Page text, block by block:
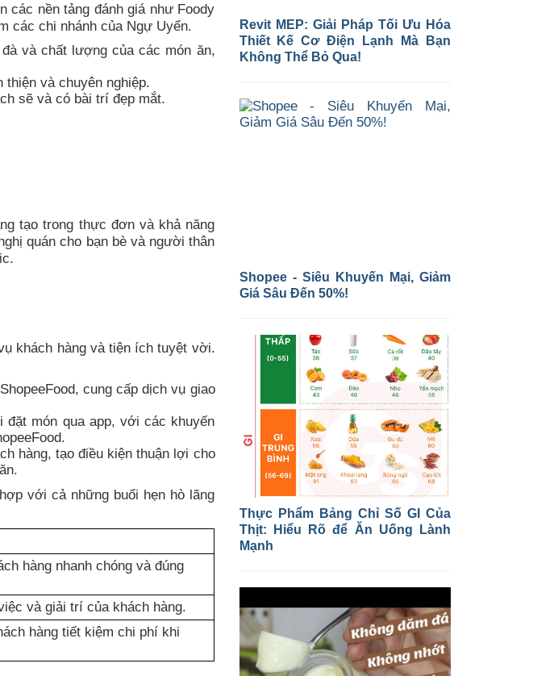
các nền tảng đánh giá như Foody
các chi nhánh của Ngự Uyển.
và chất lượng của các món ăn,
và chuyên nghiệp.
sẽ và có bài trí đẹp mắt.
tạo trong thực đơn và khả năng
quán cho bạn bè và người thân
khách hàng và tiện ích tuyệt vời.
cung cấp dịch vụ giao
món qua app, với các khuyến
hàng, tạo điều kiện thuận lợi cho
với cả những buổi hẹn hò lãng
hàng nhanh chóng và đúng
và giải trí của khách hàng.
hàng tiết kiệm chi phí khi
Revit MEP: Giải Pháp Tối Ưu Hóa
Thiết Kế Cơ Điện Lạnh Mà Bạn
Không Thể Bỏ Qua!
Shopee - Siêu Khuyến Mại, Giảm
Giá Sâu Đến 50%!
Thực Phẩm Bảng Chỉ Số GI Của
Thịt: Hiểu Rõ để Ăn Uống Lành
Mạnh